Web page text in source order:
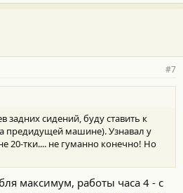
#7
задних сидений, буду ставить к
предидущей машине). Узнавал у
20-тки.... не гуманно конечно! Но
максимум, работы часа 4 - с